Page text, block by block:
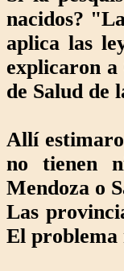
nacidos?
aplica las
explicaron
de Salud de
Allí
no tienen
Mendoza o
Las
El problema